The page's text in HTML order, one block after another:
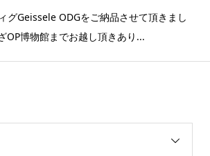
グGeissele ODGをご納品させて頂きまし
OP博物館までお越し頂きあり...